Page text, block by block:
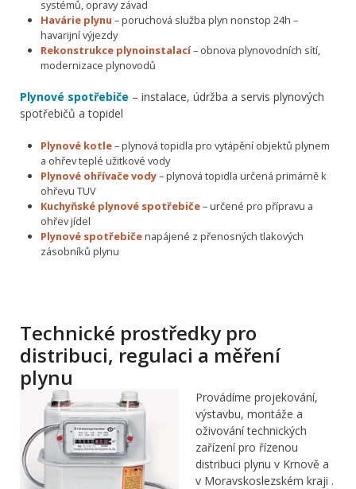
systémů, opravy závad
Havárie plynu – poruchová služba plyn nonstop 24h –
havarijní výjezdy
Rekonstrukce plynoinstalací– obnova plynovodních sítí,
modernizace plynovodů
Plynové spotřebiče – instalace, údržba a servis plynových
spotřebičů a topidel
Plynové kotle– plynová topidla pro vytápění objektů plynem
a ohřev teplé užitkové vody
Plynové ohřívače vody– plynová topidla určená primárně k
ohřevu TUV
Kuchyňské plynové spotřebiče– určené pro přípravu a
ohřev jídel
Plynové spotřebičenapájené z přenosných tlakových
zásobníků plynu
Technické prostředky pro
distribuci, regulaci a měření
plynu
Provádíme projekování,
výstavbu, montáže a
oživování technických
zařízení pro řízenou
distribuci plynu v Krnově a
v Moravskoslezském kraji .